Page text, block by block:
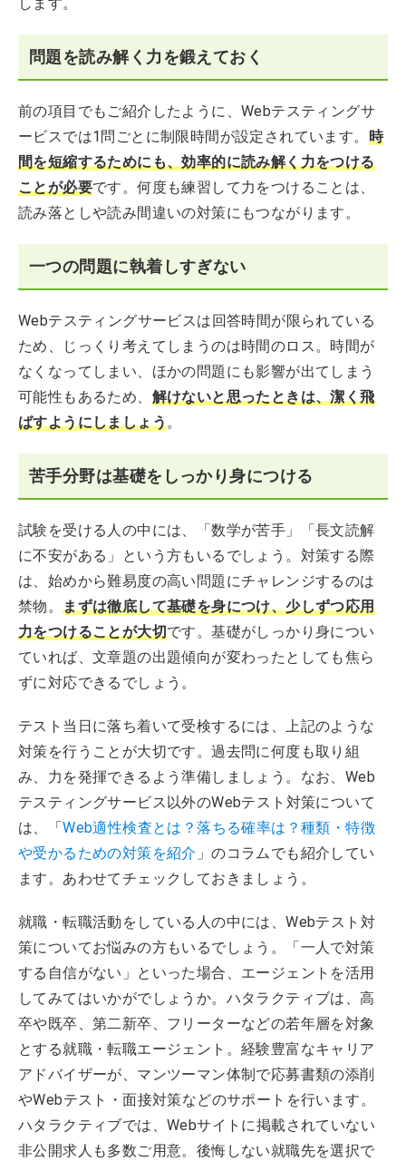
問題を読み解く力を鍛えておく
前の項目でもご紹介したように、Webテスティングサ
ービスでは1問ごとに制限時間が設定されています。 時
間を短縮するためにも、効率的に読み解く力をつける
ことが必要です。何度も練習して力をつけることは、
読み落としや読み間違いの対策にもつながります。
一つの問題に執着しすぎない
Webテスティングサービスは回答時間が限られている
ため、じっくり考えてしまうのは時間のロス。時間が
なくなってしまい、ほかの問題にも影響が出てしまう
可能性もあるため、 解けないと思ったときは、潔く飛
ばすようにしましょう。
苦手分野は基礎をしっかり身につける
試験を受ける人の中には、「数学が苦手」「長文読解
に不安がある」という方もいるでしょう。対策する際
は、始めから難易度の高い問題にチャレンジするのは
禁物。まずは徹底して基礎を身につけ、少しずつ応用
力をつけることが大切です。基礎がしっかり身につい
ていれば、文章題の出題傾向が変わったとしても焦ら
ずに対応できるでしょう。
テスト当日に落ち着いて受検するには、上記のような
対策を行うことが大切です。過去問に何度も取り組
み、力を発揮できるよう準備しましょう。なお、Web
テスティングサービス以外のWebテスト対策について
は、「Web適性検査とは？落ちる確率は？種類・特徴
や受かるための対策を紹介 」のコラムでも紹介してい
ます。あわせてチェックしておきましょう。
就職・転職活動をしている人の中には、Webテスト対
策についてお悩みの方もいるでしょう。「一人で対策
する自信がない」といった場合、エージェントを活用
してみてはいかがでしょうか。ハタラクティブは、高
卒や既卒、第二新卒、フリーターなどの若年層を対象
とする就職・転職エージェント。経験豊富なキャリア
アドバイザーが、マンツーマン体制で応募書類の添削
やWebテスト・面接対策などのサポートを行います。
ハタラクティブでは、Webサイトに掲載されていない
非公開求人も多数ご用意。後悔しない就職先を選択で